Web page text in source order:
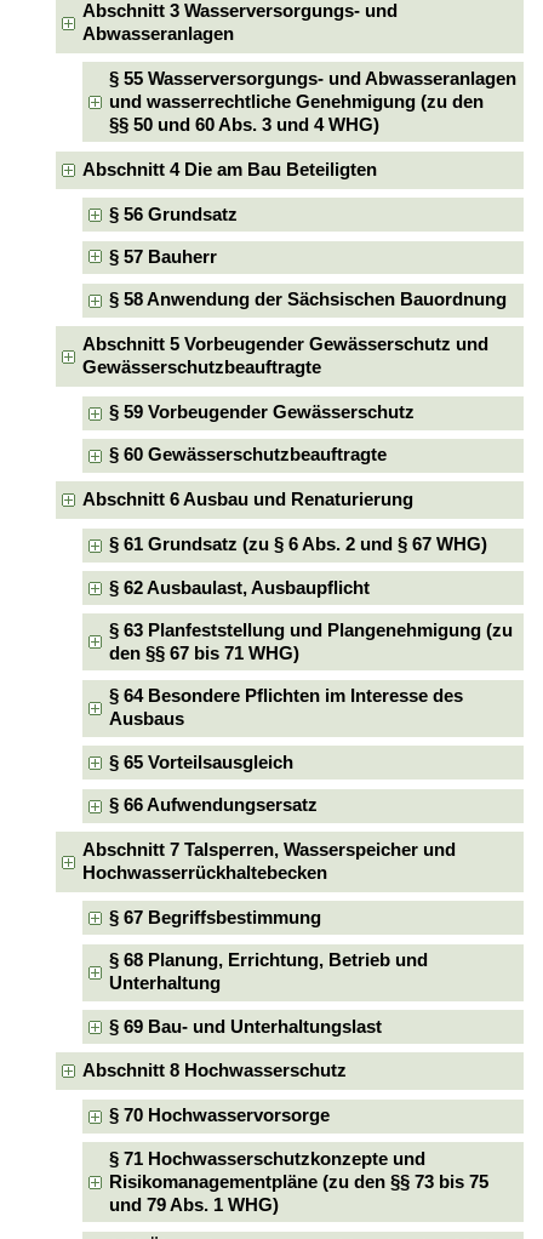
Abschnitt 3 Wasserversorgungs- und
Abwasseranlagen
§ 55 Wasserversorgungs- und Abwasseranlagen
und wasserrechtliche Genehmigung (zu den
§§ 50 und 60 Abs. 3 und 4 WHG)
Abschnitt 4 Die am Bau Beteiligten
§ 56 Grundsatz
§ 57 Bauherr
§ 58 Anwendung der Sächsischen Bauordnung
Abschnitt 5 Vorbeugender Gewässerschutz und
Gewässerschutzbeauftragte
§ 59 Vorbeugender Gewässerschutz
§ 60 Gewässerschutzbeauftragte
Abschnitt 6 Ausbau und Renaturierung
§ 61 Grundsatz (zu § 6 Abs. 2 und § 67 WHG)
§ 62 Ausbaulast, Ausbaupflicht
§ 63 Planfeststellung und Plangenehmigung (zu
den §§ 67 bis 71 WHG)
§ 64 Besondere Pflichten im Interesse des
Ausbaus
§ 65 Vorteilsausgleich
§ 66 Aufwendungsersatz
Abschnitt 7 Talsperren, Wasserspeicher und
Hochwasserrückhaltebecken
§ 67 Begriffsbestimmung
§ 68 Planung, Errichtung, Betrieb und
Unterhaltung
§ 69 Bau- und Unterhaltungslast
Abschnitt 8 Hochwasserschutz
§ 70 Hochwasservorsorge
§ 71 Hochwasserschutzkonzepte und
Risikomanagementpläne (zu den §§ 73 bis 75
und 79 Abs. 1 WHG)